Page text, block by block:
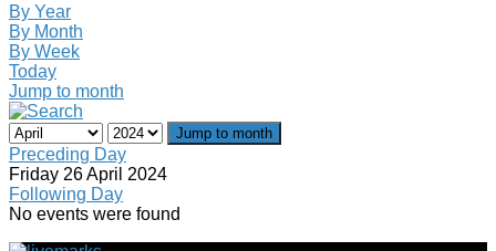
By Year
By Month
By Week
Today
Jump to month
Jump to month
Preceding Day
Friday 26 April 2024
Following Day
No events were found